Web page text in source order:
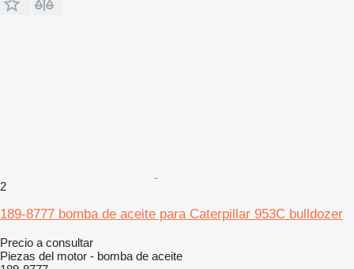
2
189-8777 bomba de aceite para Caterpillar 953C bulldozer
Precio a consultar
Piezas del motor - bomba de aceite